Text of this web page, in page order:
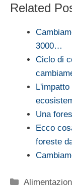
Related
3000…
Ciclo di
Una
Ecco
foreste
Categorie